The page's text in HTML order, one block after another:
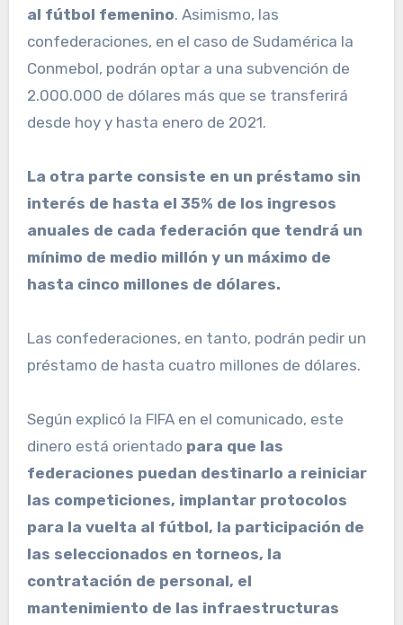
al fútbol femenino. Asimismo, las
confederaciones, en el caso de Sudamérica la
Conmebol, podrán optar a una subvención de
2.000.000 de dólares más que se transferirá
desde hoy y hasta enero de 2021.
La otra parte consiste en un préstamo sin
interés de hasta el 35% de los ingresos
anuales de cada federación que tendrá un
mínimo de medio millón y un máximo de
hasta cinco millones de dólares.
Las confederaciones, en tanto, podrán pedir un
préstamo de hasta cuatro millones de dólares.
Según explicó la FIFA en el comunicado, este
dinero está orientado para que las
federaciones puedan destinarlo a reiniciar
las competiciones, implantar protocolos
para la vuelta al fútbol, la participación de
las seleccionados en torneos, la
contratación de personal, el
mantenimiento de las infraestructuras